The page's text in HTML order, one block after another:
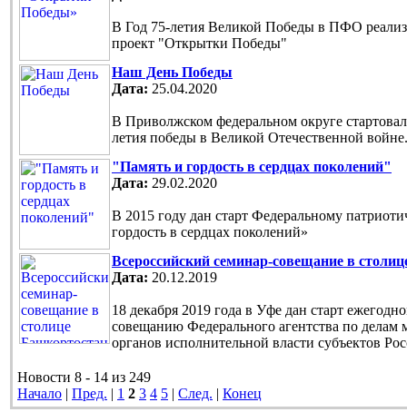
В Год 75-летия Великой Победы в ПФО
проект "Открытки Победы"
Наш День Победы
Дата: 25.04.2020
В Приволжском федеральном округе
летия победы в Великой Отечественной войне.
"Память и гордость в сердцах поколений"
Дата: 29.02.2020
В 2015 году дан старт Федеральному
гордость в сердцах поколений»
Всероссийский семинар-совещание в
Дата: 20.12.2019
18 декабря 2019 года в Уфе дан старт
совещанию Федерального агентства по делам
органов исполнительной власти субъектов
Новости 8 - 14 из 249
Начало | Пред. | 1 2 3 4 5 | След. | Конец